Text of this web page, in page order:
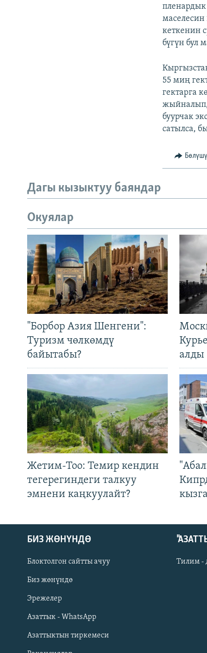
Русский
ОНЛАЙН ШЕРИНЕ
пленардык
кеткенин
бүгүн бул
55 миң
гектарга
жыйналып,
буурчак
сатылса,
Дагы кызыктуу баяндар
Окуялар
"Борбор Азия Шенгени":
Туризм чөлкөмдү
байытабы?
алды
Жетим-Тоо: Темир кендин
тегерегиндеги талкуу
эмнени каңкуулайт?
БИЗ ЖӨНҮНДӨ
Блоктолгон сайтты ачуу
Биз жөнүндө
Эрежелер
Азаттык - WhatsApp
Азаттыктын тиркемеси
Тилим -